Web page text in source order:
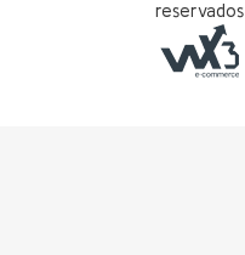
reservados